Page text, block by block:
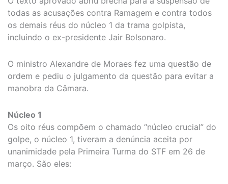
todas as acusações contra Ramagem e contra todos
os demais réus do núcleo 1 da trama golpista,
incluindo o ex-presidente Jair Bolsonaro.
O ministro Alexandre de Moraes fez uma questão de
ordem e pediu o julgamento da questão para evitar a
manobra da Câmara.
Núcleo 1
Os oito réus compõem o chamado “núcleo crucial” do
golpe, o núcleo 1, tiveram a denúncia aceita por
unanimidade pela Primeira Turma do STF em 26 de
março. São eles: